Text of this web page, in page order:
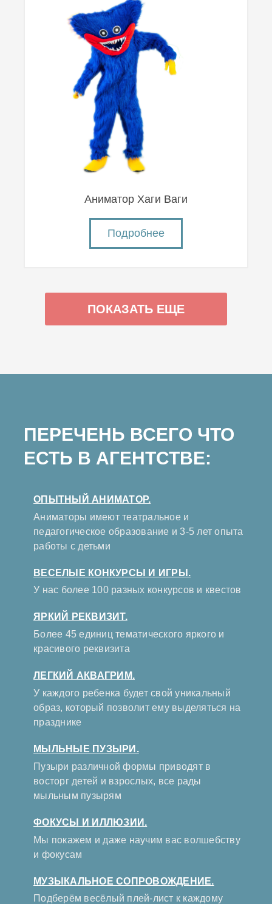
Аниматор Хаги Ваги
Подробнее
ПОКАЗАТЬ ЕЩЕ
ПЕРЕЧЕНЬ ВСЕГО ЧТО
ЕСТЬ В АГЕНТСТВЕ:
ОПЫТНЫЙ АНИМАТОР.
Аниматоры имеют театральное и
педагогическое образование и 3-5 лет опыта
работы с детьми
ВЕСЕЛЫЕ КОНКУРСЫ И ИГРЫ.
У нас более 100 разных конкурсов и квестов
ЯРКИЙ РЕКВИЗИТ.
Более 45 единиц тематического яркого и
красивого реквизита
ЛЕГКИЙ АКВАГРИМ.
У каждого ребенка будет свой уникальный
образ, который позволит ему выделяться на
празднике
МЫЛЬНЫЕ ПУЗЫРИ.
Пузыри различной формы приводят в
восторг детей и взрослых, все рады
мыльным пузырям
ФОКУСЫ И ИЛЛЮЗИИ.
Мы покажем и даже научим вас волшебству
и фокусам
МУЗЫКАЛЬНОЕ СОПРОВОЖДЕНИЕ.
Подберём весёлый плей-лист к каждому